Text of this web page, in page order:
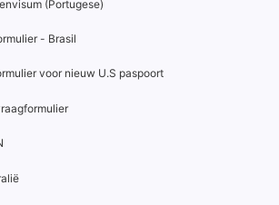
(Portugese)
- Brasil
voor nieuw U.S paspoort